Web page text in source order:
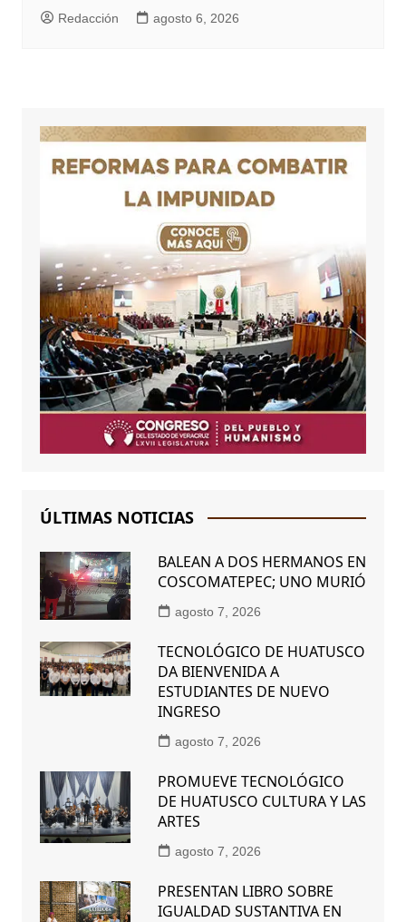
Redacción agosto 6, 2026
ÚLTIMAS NOTICIAS
BALEAN A DOS HERMANOS EN
COSCOMATEPEC; UNO MURIÓ
agosto 7, 2026
TECNOLÓGICO DE HUATUSCO
DA BIENVENIDA A
ESTUDIANTES DE NUEVO
INGRESO
agosto 7, 2026
PROMUEVE TECNOLÓGICO
DE HUATUSCO CULTURA Y LAS
ARTES
agosto 7, 2026
PRESENTAN LIBRO SOBRE
IGUALDAD SUSTANTIVA EN